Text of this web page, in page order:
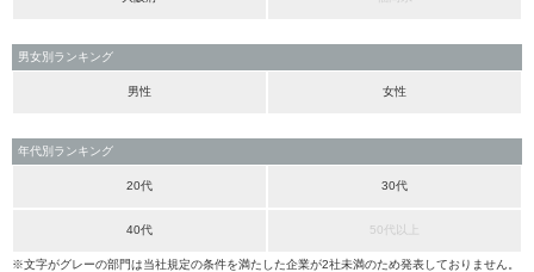
男女別ランキング
男性 女性
年代別ランキング
20代 30代
40代 50代以上
※文字がグレーの部門は当社規定の条件を満たした企業が2社未満のため発表しておりません。